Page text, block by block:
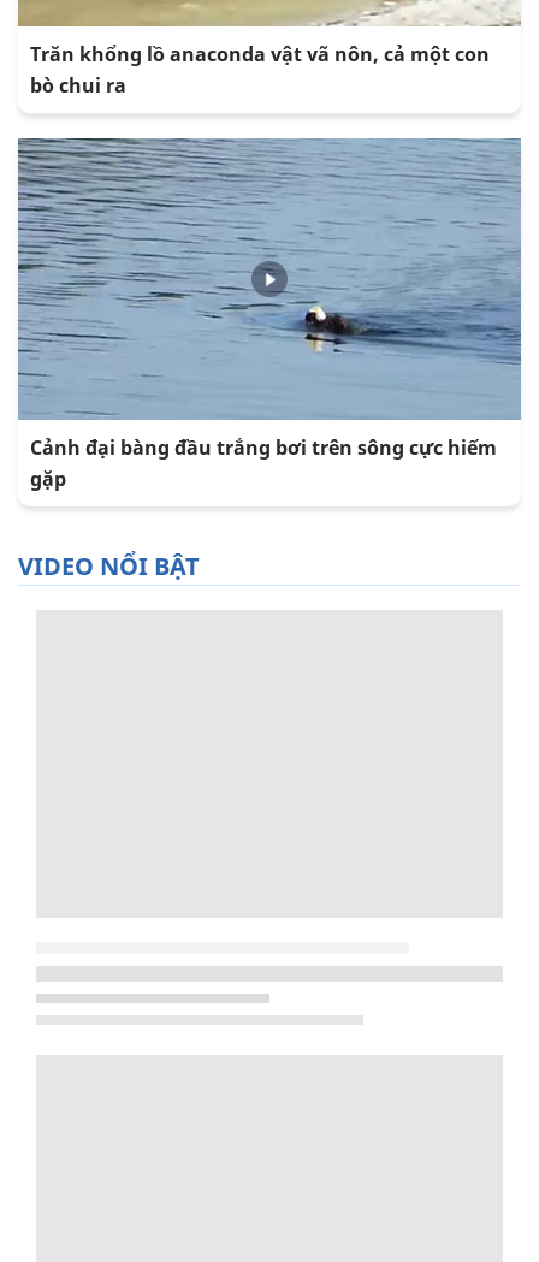
Trăn khổng lồ anaconda vật vã nôn, cả một con
bò chui ra
Cảnh đại bàng đầu trắng bơi trên sông cực hiếm
gặp
VIDEO NỔI BẬT